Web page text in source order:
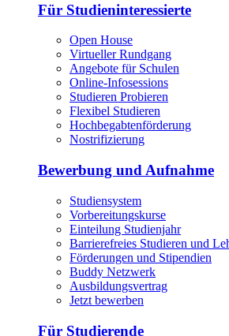
Für Studieninteressierte
Open House
Virtueller Rundgang
Angebote für Schulen
Online-Infosessions
Studieren Probieren
Flexibel Studieren
Hochbegabtenförderung
Nostrifizierung
Bewerbung und Aufnahme
Studiensystem
Vorbereitungskurse
Einteilung Studienjahr
Barrierefreies Studieren und
Förderungen und Stipendien
Buddy Netzwerk
Ausbildungsvertrag
Jetzt bewerben
Für Studierende